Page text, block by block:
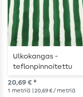
Ulkokangas -
teflonpinnoitettu
Maalattu raidat
20,69 € *
1 metriä | 20,69 € / metriä